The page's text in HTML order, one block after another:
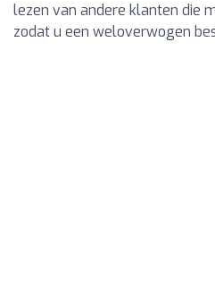
lezen van andere klanten die
zodat u een weloverwogen